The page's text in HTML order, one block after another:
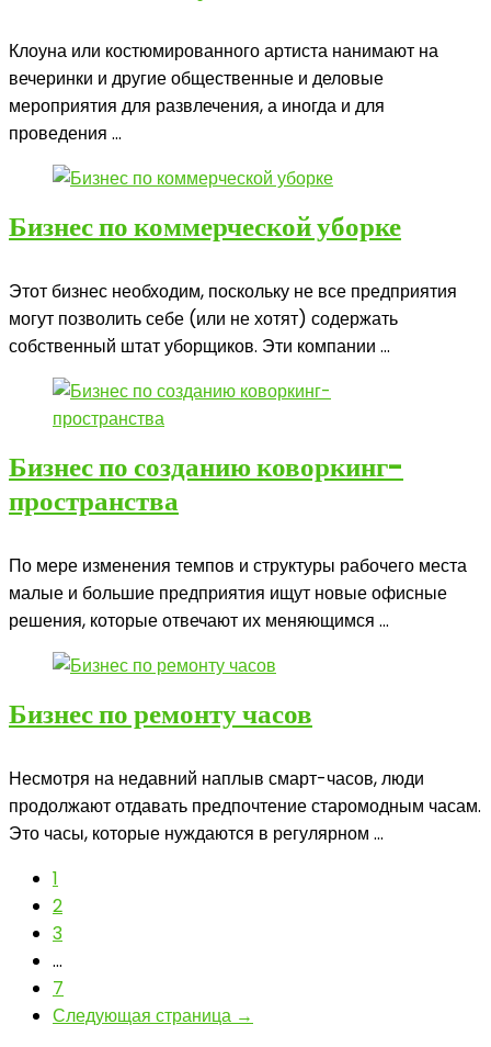
Клоуна или костюмированного артиста нанимают на
вечеринки и другие общественные и деловые
мероприятия для развлечения, а иногда и для
проведения ...
Бизнес по коммерческой уборке
Этот бизнес необходим, поскольку не все предприятия
могут позволить себе (или не хотят) содержать
собственный штат уборщиков. Эти компании ...
Бизнес по созданию коворкинг-
пространства
По мере изменения темпов и структуры рабочего места
малые и большие предприятия ищут новые офисные
решения, которые отвечают их меняющимся ...
Бизнес по ремонту часов
Несмотря на недавний наплыв смарт-часов, люди
продолжают отдавать предпочтение старомодным часам.
Это часы, которые нуждаются в регулярном ...
1
2
3
…
7
Следующая страница →